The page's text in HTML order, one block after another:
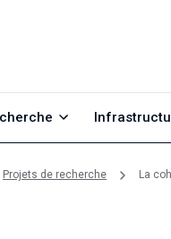
Projets de recherche La